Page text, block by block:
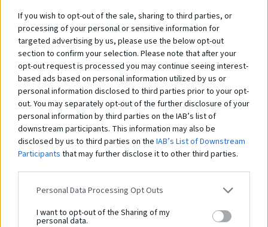
If you wish to opt-out of the sale, sharing to third parties, or
processing of your personal or sensitive information for
targeted advertising by us, please use the below opt-out
section to confirm your selection. Please note that after your
opt-out request is processed you may continue seeing interest-
based ads based on personal information utilized by us or
personal information disclosed to third parties prior to your opt-
out. You may separately opt-out of the further disclosure of your
personal information by third parties on the IAB’s list of
downstream participants. This information may also be
disclosed by us to third parties on the IAB’s List of Downstream
Participants that may further disclose it to other third parties.
Personal Data Processing Opt Outs
I want to opt-out of the Sharing of my
personal data.
Čo robí tentoprodukt
výnimočným?
Systém STHENOS je sada vybavenia určeného pre cvičenie Street workoutu.
Pozostáva z hrázd, bradiel, lavíc a plošín, kombinovaných v rôznych
zostavách. Ich používanie je založené na využití hmotnosti vlastného tela.
Prvky vám umožňujú vykonávať cvičenia rôznej obtiažnosti: tie
najjednoduchšie, ako aj pokročilejšie. Práve preto sú tréningové zostavy z
prvkovSTHENOS určené pre širokú skupinu používateľov. Navyše je systém
využiteľný pri telovýchovných cvičeniach, športovom a brannom výcviku a
iných formách všeobecného telesného rozvoja. Použitie pevných a
odolných materiálov a vhodné konštrukčné riešenia zaisťujú odolnosť
zariadení a bezpečnosť používania.
8400 mm
Šírka zariadenia:
2850 mm